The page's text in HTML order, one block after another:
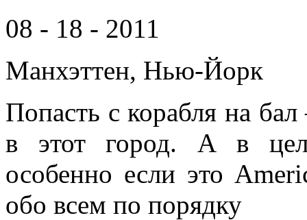
08 - 18 - 2011
Манхэттен, Нью-Йорк
Попасть с корабля на
в этот город. А в
особенно если это
обо всем по порядку